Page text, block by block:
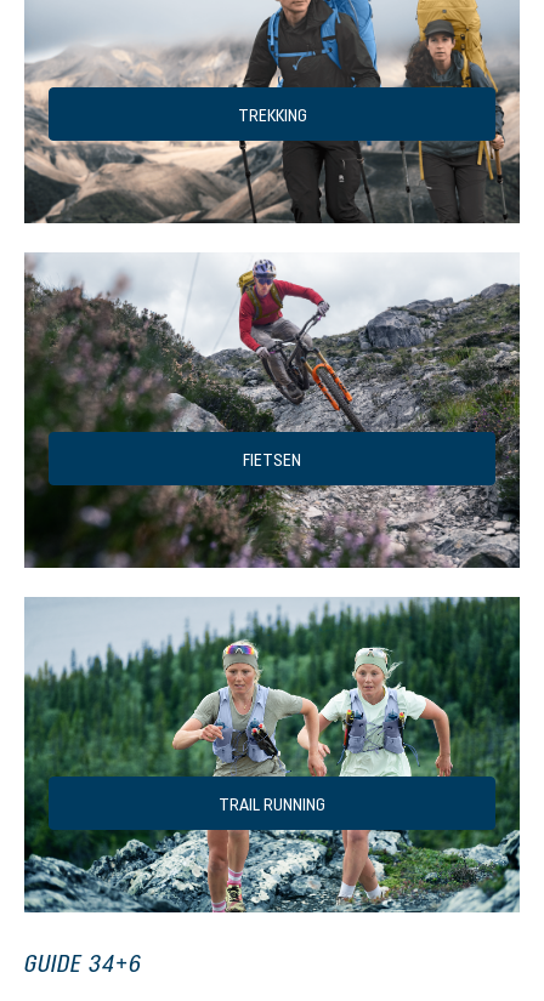
TREKKING
FIETSEN
TRAIL RUNNING
GUIDE 34+6